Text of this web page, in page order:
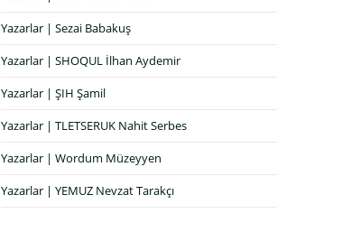
Yazarlar | Sezai Babakuş
Yazarlar | SHOQUL İlhan Aydemir
Yazarlar | ŞIH Şamil
Yazarlar | TLETSERUK Nahit Serbes
Yazarlar | Wordum Müzeyyen
Yazarlar | YEMUZ Nevzat Tarakçı